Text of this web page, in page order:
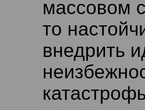
массовом
то
внедрить